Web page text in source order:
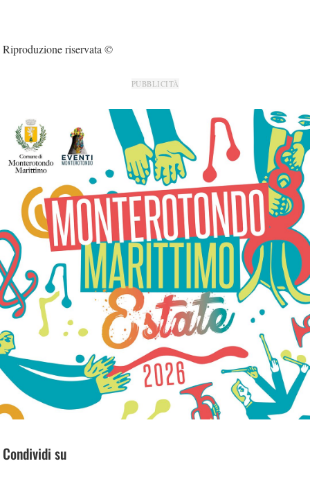
Riproduzione riservata ©
PUBBLICITÀ
Condividi su